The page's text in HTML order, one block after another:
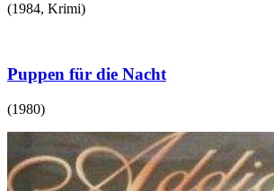
(1984, Krimi)
Puppen für die Nacht
(1980)